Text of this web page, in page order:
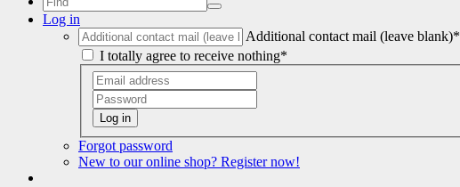
Log in
Additional contact mail (leave blank)*
I totally agree to receive nothing*
Log in
Forgot password
New to our online shop? Register now!